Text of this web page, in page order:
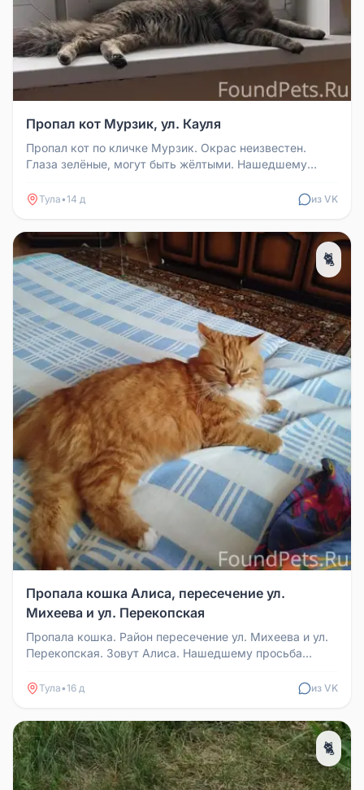
Пропал кот Мурзик, ул. Кауля
Пропал кот по кличке Мурзик. Окрас неизвестен.
Глаза зелёные, могут быть жёлтыми. Нашедшему
Тула•14 д из VK
🐈
Пропала кошка Алиса, пересечение ул.
Михеева и ул. Перекопская
Пропала кошка. Район пересечение ул. Михеева и ул.
Перекопская. Зовут Алиса. Нашедшему просьба
Тула•16 д из VK
🐈